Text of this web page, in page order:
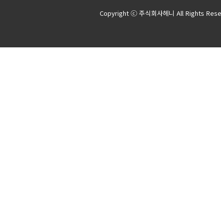
Copyright ⓒ 주식회사헤니 All Rights